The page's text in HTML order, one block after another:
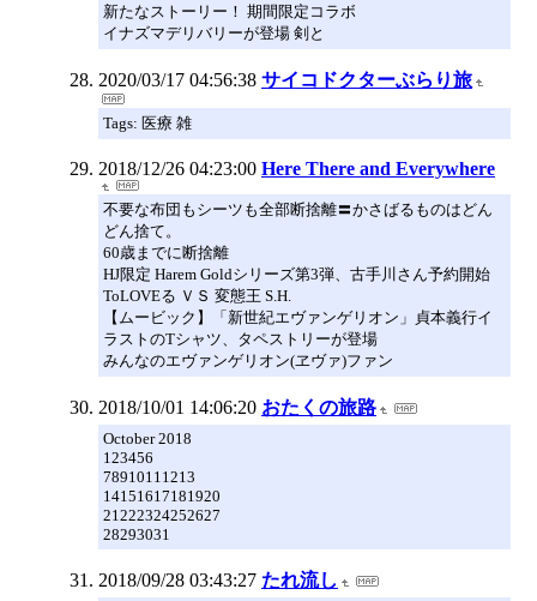
新たなストーリー！ 期間限定コラボ
イナズマデリバリーが登場 剣と
2020/03/17 04:56:38 サイコドクターぶらり旅
Tags: 医療 雑
2018/12/26 04:23:00 Here There and Everywhere
不要な布団もシーツも全部断捨離〓かさばるものはどん
どん捨て。
60歳までに断捨離
HJ限定 Harem Goldシリーズ第3弾、古手川さん予約開始
ToLOVEる ＶＳ 変態王 S.H.
【ムービック】「新世紀エヴァンゲリオン」貞本義行イ
ラストのTシャツ、タペストリーが登場
みんなのエヴァンゲリオン(ヱヴァ)ファン
2018/10/01 14:06:20 おたくの旅路
October 2018
123456
78910111213
14151617181920
21222324252627
28293031
2018/09/28 03:43:27 たれ流し